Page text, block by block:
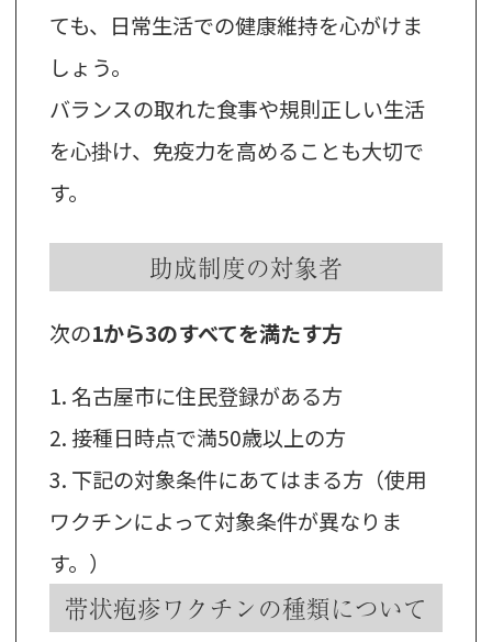
ても、日常生活での健康維持を心がけま
しょう。
バランスの取れた食事や規則正しい生活
を心掛け、免疫力を高めることも大切で
す。
助成制度の対象者
次の1から3のすべてを満たす方
1. 名古屋市に住民登録がある方
2. 接種日時点で満50歳以上の方
3. 下記の対象条件にあてはまる方（使用
ワクチンによって対象条件が異なりま
す。）
帯状疱疹ワクチンの種類について